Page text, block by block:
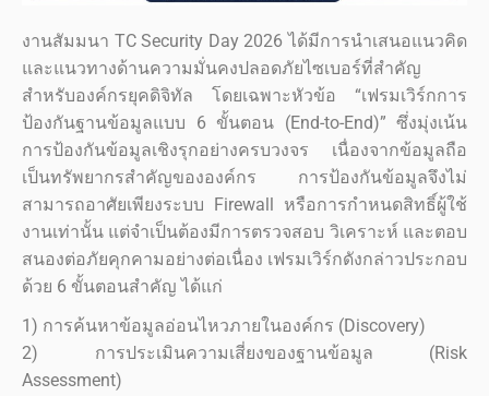
งานสัมมนา TC Security Day 2026 ได้มีการนำเสนอแนวคิด
และแนวทางด้านความมั่นคงปลอดภัยไซเบอร์ที่สำคัญ
สำหรับองค์กรยุคดิจิทัล โดยเฉพาะหัวข้อ “เฟรมเวิร์กการ
ป้องกันฐานข้อมูลแบบ 6 ขั้นตอน (End-to-End)” ซึ่งมุ่งเน้น
การป้องกันข้อมูลเชิงรุกอย่างครบวงจร เนื่องจากข้อมูลถือ
เป็นทรัพยากรสำคัญขององค์กร การป้องกันข้อมูลจึงไม่
สามารถอาศัยเพียงระบบ Firewall หรือการกำหนดสิทธิ์ผู้ใช้
งานเท่านั้น แต่จำเป็นต้องมีการตรวจสอบ วิเคราะห์ และตอบ
สนองต่อภัยคุกคามอย่างต่อเนื่อง เฟรมเวิร์กดังกล่าวประกอบ
ด้วย 6 ขั้นตอนสำคัญ ได้แก่
1) การค้นหาข้อมูลอ่อนไหวภายในองค์กร (Discovery)
2) การประเมินความเสี่ยงของฐานข้อมูล (Risk
Assessment)